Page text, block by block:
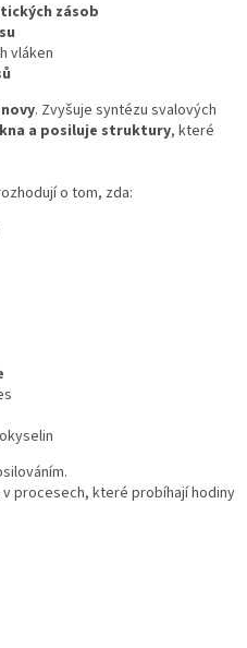
zásob
vláken
. Zvyšuje syntézu svalových
a posiluje struktury, které
o tom, zda:
procesech, které probíhají hodiny